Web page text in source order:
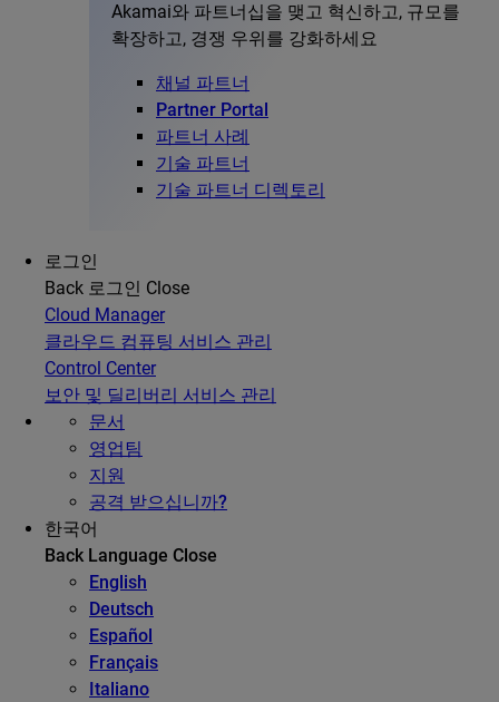
Akamai와 파트너십을 맺고 혁신하고, 규모를
확장하고, 경쟁 우위를 강화하세요
채널 파트너
Partner Portal
파트너 사례
기술 파트너
기술 파트너 디렉토리
로그인
Back 로그인 Close
Cloud Manager
클라우드 컴퓨팅 서비스 관리
Control Center
보안 및 딜리버리 서비스 관리
문서
영업팀
지원
공격 받으십니까?
한국어
Back Language Close
English
Deutsch
Español
Français
Italiano